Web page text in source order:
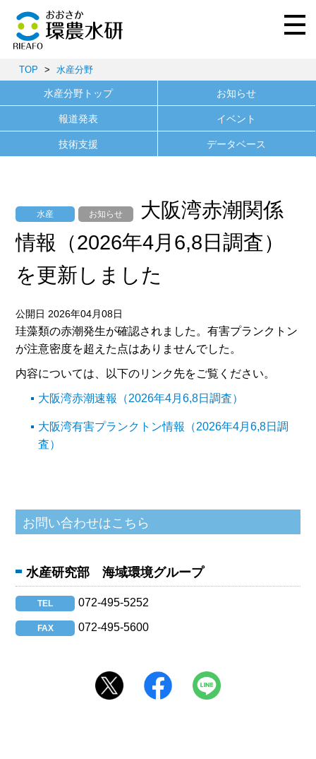
TOP > 水産分野
水産分野トップ お知らせ
報道発表 イベント
技術支援 データベース
水産 お知らせ
大阪湾赤潮関係
情報（2026年4月6,8日調査）
を更新しました
公開日 2026年04月08日
珪藻類の赤潮発生が確認されました。有害プランクトン
が注意密度を超えた点はありませんでした。
内容については、以下のリンク先をご覧ください。
大阪湾赤潮速報（2026年4月6,8日調査）
大阪湾有害プランクトン情報（2026年4月6,8日調
査）
水産研究部 海域環境グループ
TEL 072-495-5252
FAX 072-495-5600